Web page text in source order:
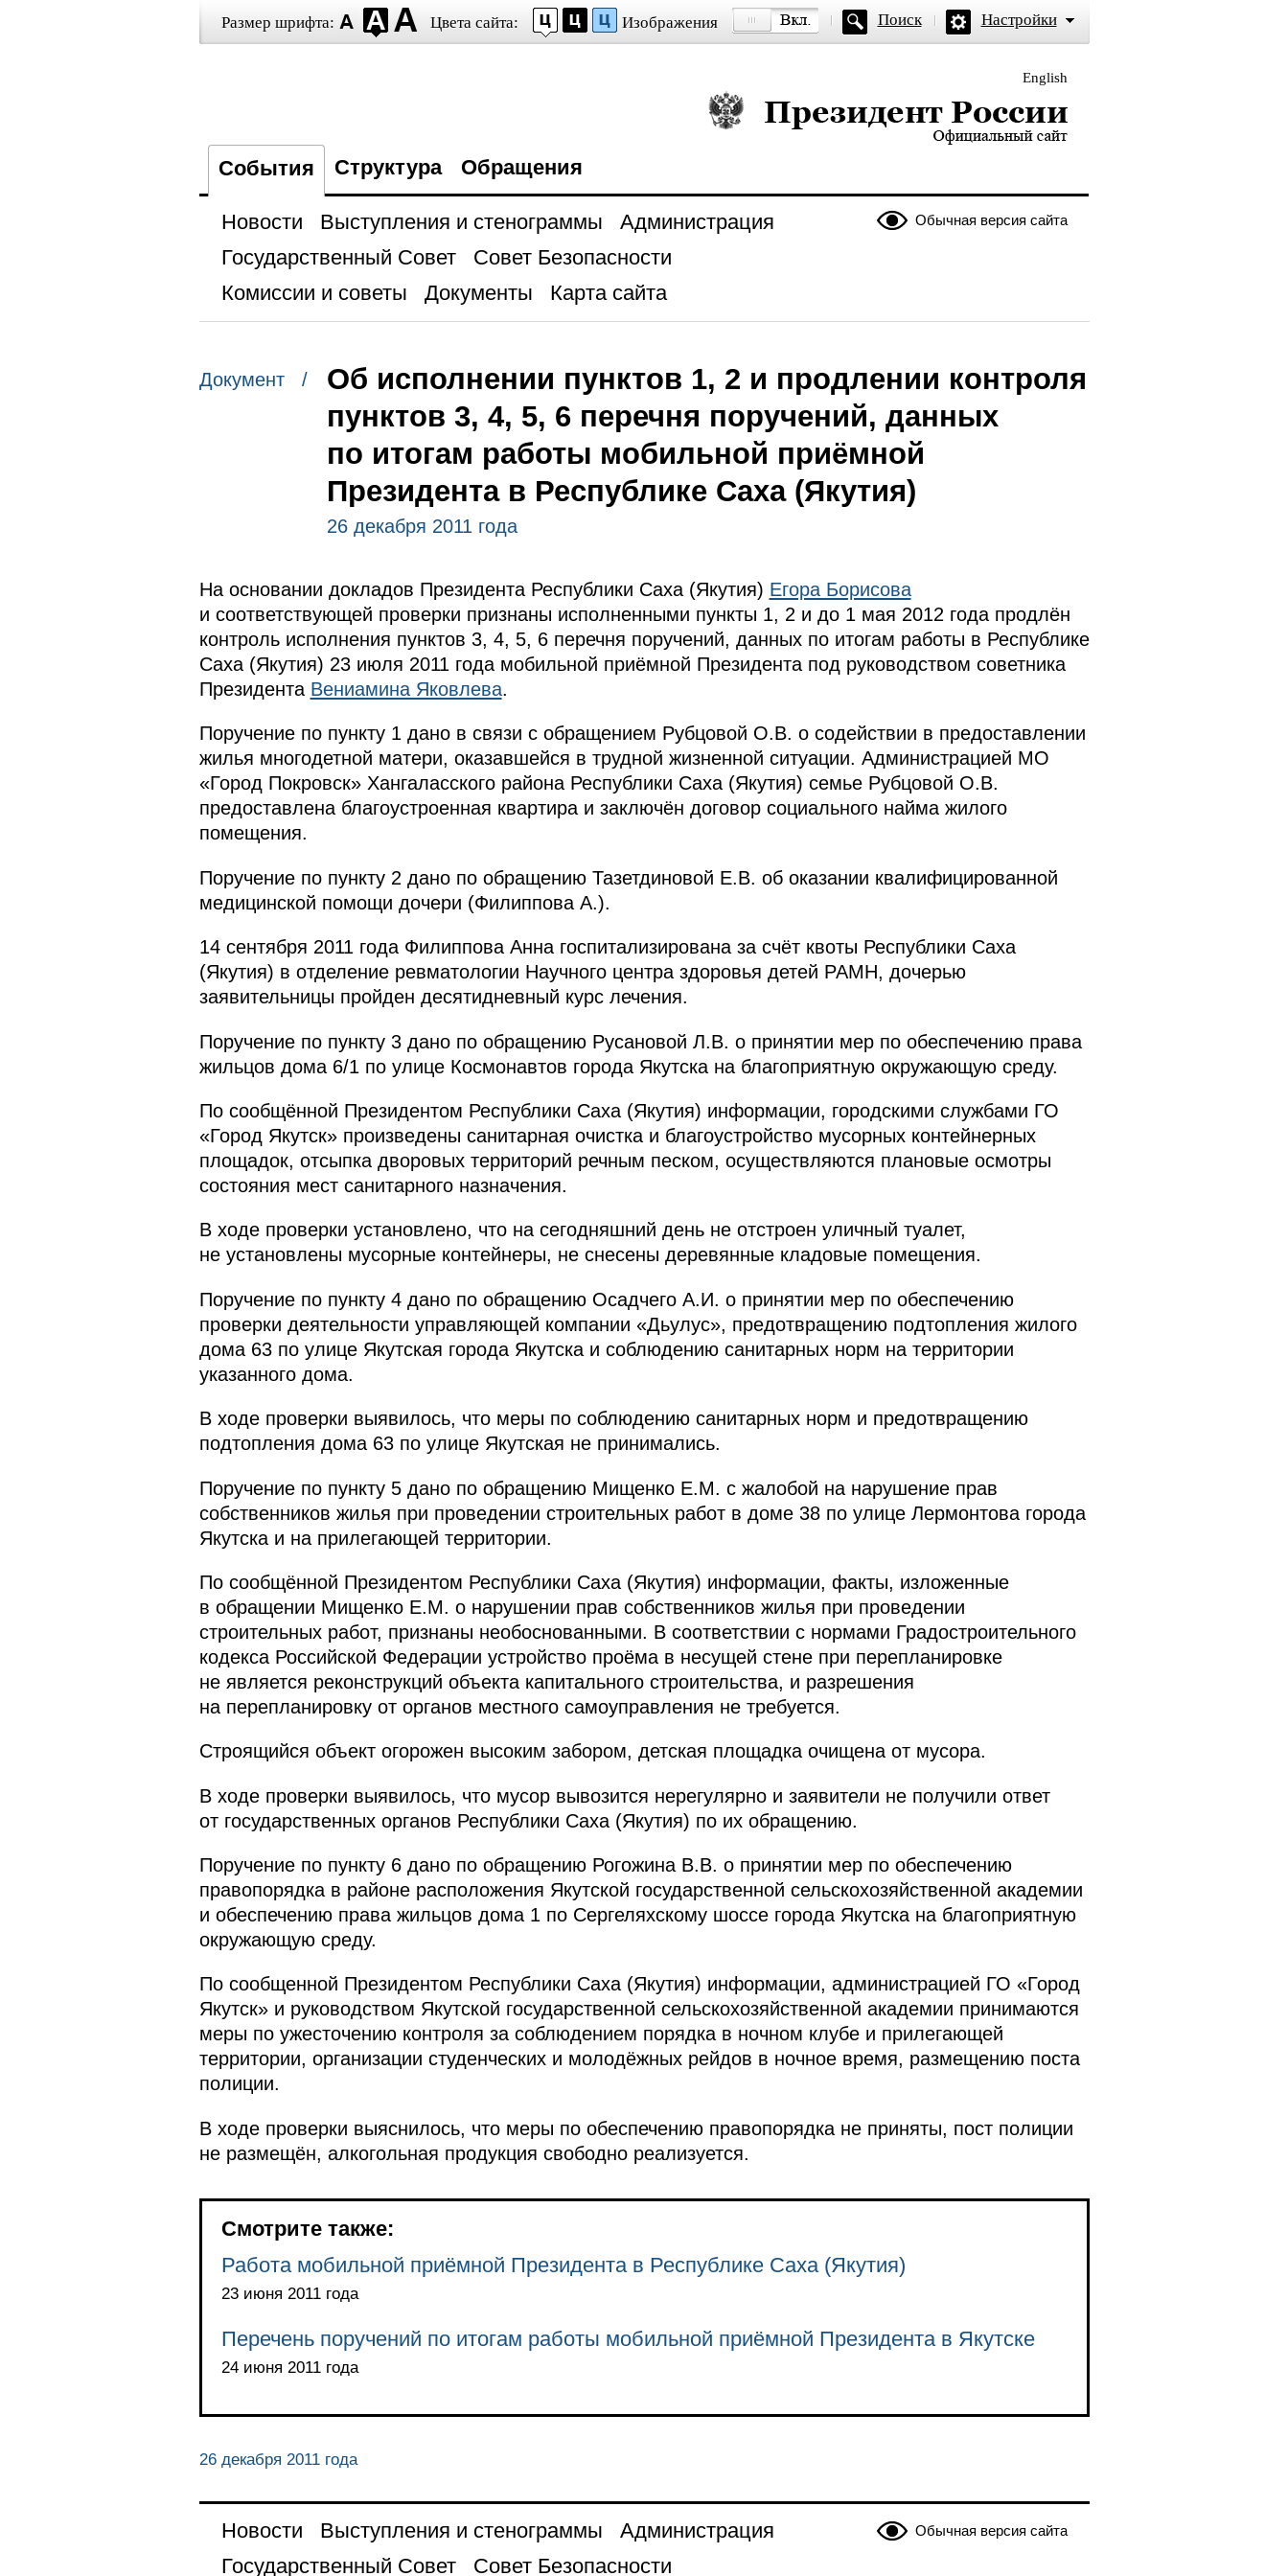
Размер шрифта: Цвета сайта: Изображения Поиск Настройки
English
Президент России — официальный сайт
События Структура Обращения
Обычная версия сайта
Новости Выступления и стенограммы
Администрация
Государственный Совет
Совет Безопасности
Комиссии и советы
Документы Карта сайта
Документ /
Об исполнении пунктов 1, 2 и продлении контроля
пунктов 3, 4, 5, 6 перечня поручений, данных
по итогам работы мобильной приёмной
Президента в Республике Саха (Якутия)
26 декабря 2011 года
На основании докладов Президента Республики Саха (Якутия) Егора Борисова
и соответствующей проверки признаны исполненными пункты 1, 2 и до 1 мая 2012 года продлён
контроль исполнения пунктов 3, 4, 5, 6 перечня поручений, данных по итогам работы в Республике
Саха (Якутия) 23 июля 2011 года мобильной приёмной Президента под руководством советника
Президента Вениамина Яковлева.
Поручение по пункту 1 дано в связи с обращением Рубцовой О.В. о содействии в предоставлении
жилья многодетной матери, оказавшейся в трудной жизненной ситуации. Администрацией МО
«Город Покровск» Хангаласского района Республики Саха (Якутия) семье Рубцовой О.В.
предоставлена благоустроенная квартира и заключён договор социального найма жилого
помещения.
Поручение по пункту 2 дано по обращению Тазетдиновой Е.В. об оказании квалифицированной
медицинской помощи дочери (Филиппова А.).
14 сентября 2011 года Филиппова Анна госпитализирована за счёт квоты Республики Саха
(Якутия) в отделение ревматологии Научного центра здоровья детей РАМН, дочерью
заявительницы пройден десятидневный курс лечения.
Поручение по пункту 3 дано по обращению Русановой Л.В. о принятии мер по обеспечению права
жильцов дома 6/1 по улице Космонавтов города Якутска на благоприятную окружающую среду.
По сообщённой Президентом Республики Саха (Якутия) информации, городскими службами ГО
«Город Якутск» произведены санитарная очистка и благоустройство мусорных контейнерных
площадок, отсыпка дворовых территорий речным песком, осуществляются плановые осмотры
состояния мест санитарного назначения.
В ходе проверки установлено, что на сегодняшний день не отстроен уличный туалет,
не установлены мусорные контейнеры, не снесены деревянные кладовые помещения.
Поручение по пункту 4 дано по обращению Осадчего А.И. о принятии мер по обеспечению
проверки деятельности управляющей компании «Дьулус», предотвращению подтопления жилого
дома 63 по улице Якутская города Якутска и соблюдению санитарных норм на территории
указанного дома.
В ходе проверки выявилось, что меры по соблюдению санитарных норм и предотвращению
подтопления дома 63 по улице Якутская не принимались.
Поручение по пункту 5 дано по обращению Мищенко Е.М. с жалобой на нарушение прав
собственников жилья при проведении строительных работ в доме 38 по улице Лермонтова города
Якутска и на прилегающей территории.
По сообщённой Президентом Республики Саха (Якутия) информации, факты, изложенные
в обращении Мищенко Е.М. о нарушении прав собственников жилья при проведении
строительных работ, признаны необоснованными. В соответствии с нормами Градостроительного
кодекса Российской Федерации устройство проёма в несущей стене при перепланировке
не является реконструкций объекта капитального строительства, и разрешения
на перепланировку от органов местного самоуправления не требуется.
Строящийся объект огорожен высоким забором, детская площадка очищена от мусора.
В ходе проверки выявилось, что мусор вывозится нерегулярно и заявители не получили ответ
от государственных органов Республики Саха (Якутия) по их обращению.
Поручение по пункту 6 дано по обращению Рогожина В.В. о принятии мер по обеспечению
правопорядка в районе расположения Якутской государственной сельскохозяйственной академии
и обеспечению права жильцов дома 1 по Сергеляхскому шоссе города Якутска на благоприятную
окружающую среду.
По сообщенной Президентом Республики Саха (Якутия) информации, администрацией ГО «Город
Якутск» и руководством Якутской государственной сельскохозяйственной академии принимаются
меры по ужесточению контроля за соблюдением порядка в ночном клубе и прилегающей
территории, организации студенческих и молодёжных рейдов в ночное время, размещению поста
полиции.
В ходе проверки выяснилось, что меры по обеспечению правопорядка не приняты, пост полиции
не размещён, алкогольная продукция свободно реализуется.
Смотрите также:
Работа мобильной приёмной Президента в Республике Саха (Якутия)
23 июня 2011 года
Перечень поручений по итогам работы мобильной приёмной Президента в Якутске
24 июня 2011 года
26 декабря 2011 года
Обычная версия сайта
Новости Выступления и стенограммы
Администрация
Государственный Совет
Совет Безопасности